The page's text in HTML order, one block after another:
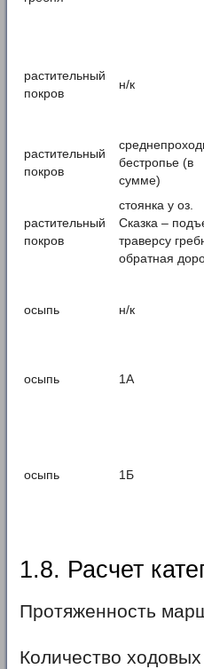
растительный
покров
н/к
растительный
покров
бестропье (в
сумме)
растительный
покров
стоянка у оз.
Сказка –
траверсу
обратная
осыпь н/к
осыпь 1А
осыпь 1Б
1.8. Расчет
Протяженность
Количество